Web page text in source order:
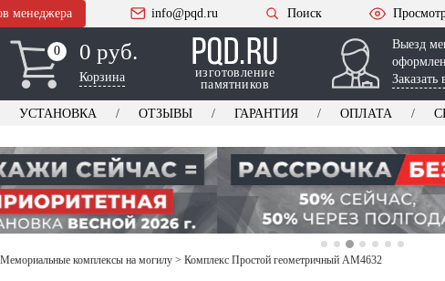
менеджера info@pqd.ru Поиск
0
0 0 руб.
Корзина
изготовление
памятников
Выезд
Заказать
УСТАНОВКА ОТЗЫВЫ ГАРАНТИЯ ОПЛАТА
Мемориальные комплексы на могилу > Комплекс Простой геометричный AM4632